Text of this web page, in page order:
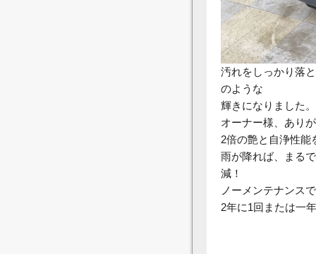
汚れをしっかり落
のような
輝きになりました。
オーナー様、あり
2倍の艶と 自浄性能
雨が降れば、まる
減！
ノーメンテナンス
2年に1回または一